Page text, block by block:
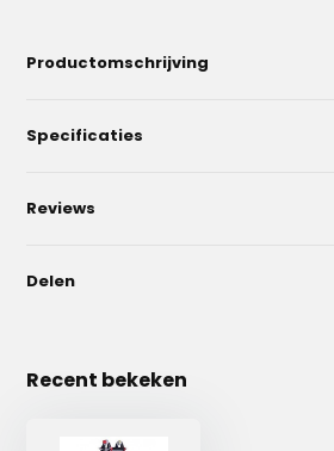
Productomschrijving
Specificaties
Reviews
Delen
Recent bekeken